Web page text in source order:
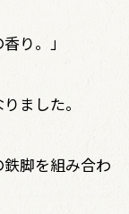
り。」
ました。
脚を組み合わ